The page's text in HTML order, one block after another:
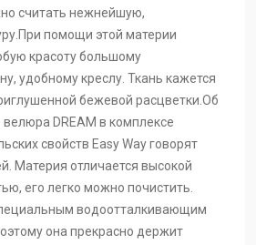
Dream-Desert Dream-Denim
Chocolate Dream-Bone
Dream-Berry Dream-Beige
считать нежнейшую,
помощи этой материи
красоту большому
удобному креслу. Ткань кажется
бежевой расцветки.Об
DREAM в комплексе
свойств Easy Way говорят
Материя отличается высокой
его легко можно почистить.
водоотталкивающим
она прекрасно держит